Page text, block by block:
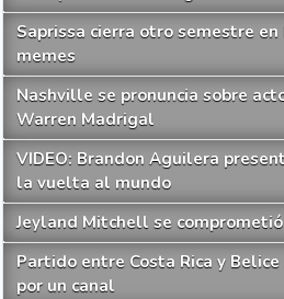
Saprissa cierra otro semestre
memes
Nashville se pronuncia sobre
Warren Madrigal
VIDEO: Brandon Aguilera
la vuelta al mundo
Jeyland Mitchell se comprometió
Partido entre Costa Rica y
por un canal